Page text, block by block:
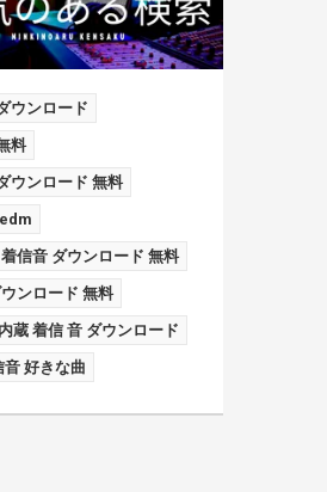
ウンロード
料
ウンロード 無料
信音 ダウンロード 無料
ンロード 無料
蔵 着信 音 ダウンロード
音 好きな曲